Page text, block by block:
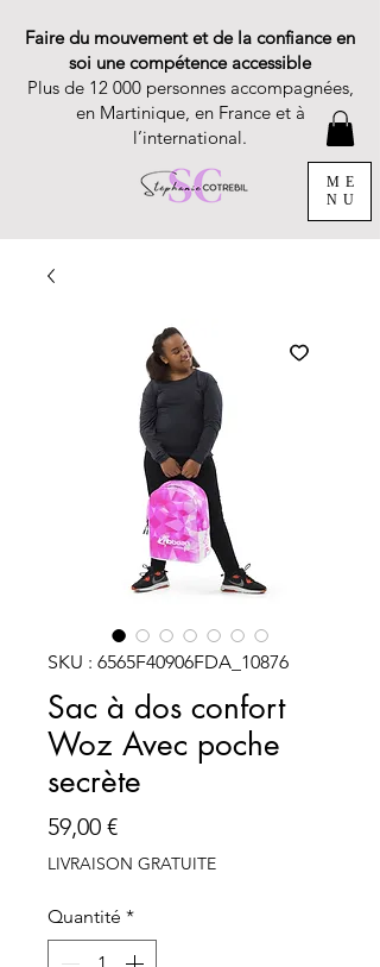
Faire du mouvement et de la confiance en
soi une compétence accessible
Plus de 12 000 personnes accompagnées,
en Martinique, en France et à
l’international.
ME
NU
SKU : 6565F40906FDA_10876
Sac à dos confort
Woz Avec poche
secrète
59,00 €Prix
LIVRAISON GRATUITE
Quantité *